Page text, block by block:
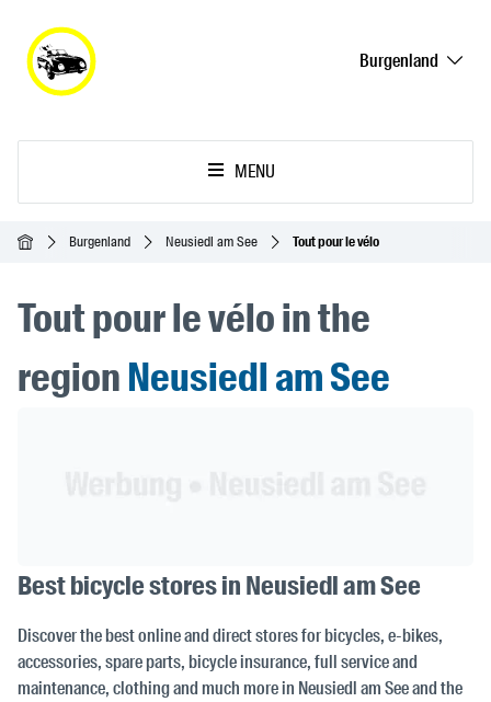
Burgenland
MENU
AccueilBurgenland Neusiedl am See Tout pour le vélo
Tout pour le vélo in the
regionNeusiedl am See
Best bicycle stores in Neusiedl am See
Discover the best online and direct stores for bicycles, e-bikes,
accessories, spare parts, bicycle insurance, full service and
maintenance, clothing and much more in Neusiedl am See and the